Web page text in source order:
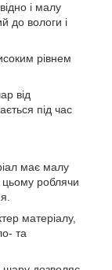
і малу
до вологи і
рівнем
від
під час
має малу
цьому роблячи
матеріалу,
та